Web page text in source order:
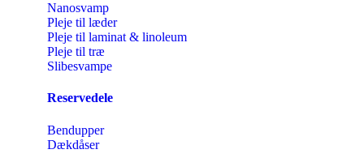
Nanosvamp
Pleje til læder
Pleje til laminat & linoleum
Pleje til træ
Slibesvampe
Reservedele
Bendupper
Dækdåser